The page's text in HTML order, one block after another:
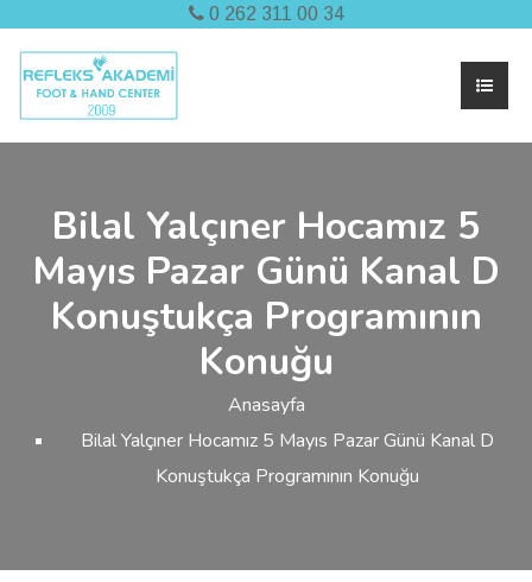
0 262 311 00 34
Bilal Yalçıner Hocamız 5
Mayıs Pazar Günü Kanal D
Konuştukça Programının
Konuğu
Anasayfa
Bilal Yalçıner Hocamız 5 Mayıs Pazar Günü Kanal D
Konuştukça Programının Konuğu